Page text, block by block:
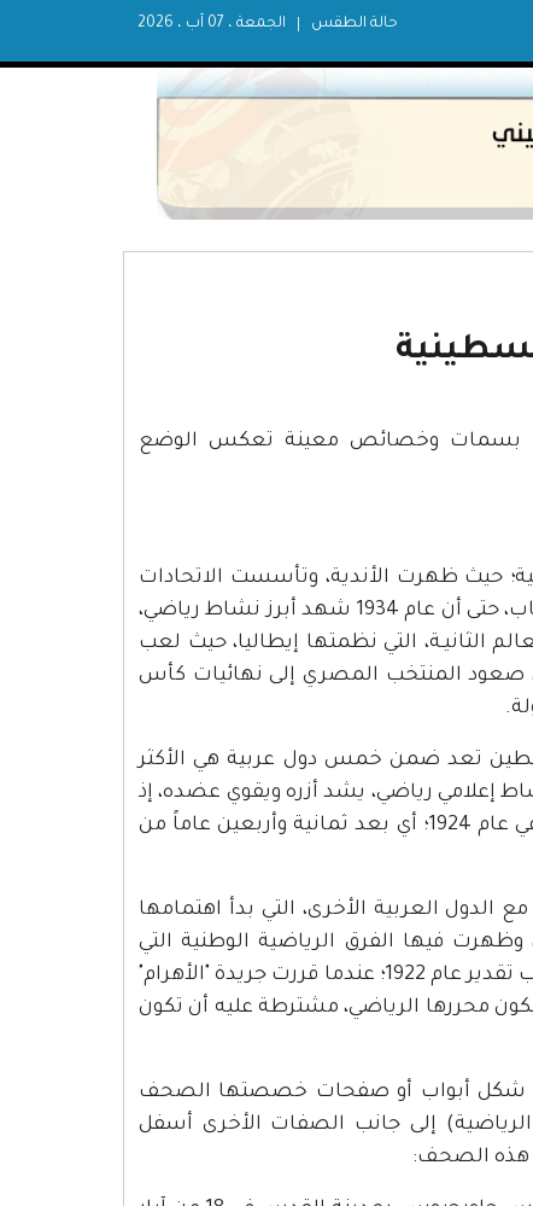
الجمعة ، 07 آب ، 2026 حالة الطقس
بسمات وخصائص معينة تعكس الوضع
حيث ظهرت الأندية، وتأسست الاتحادات
الرياضية لبعض الألعاب، وأنشئت الجمعيات التي تُعنى بشؤون الشباب، حتى أن عام 1934 شهد أبرز نشاط رياضي،
التي نظمتها إيطاليا، حيث لعب
صعود المنتخب المصري إلى نهائيات كأس
تعد ضمن خمس دول عربية هي الأكثر
إعلامي رياضي، يشد أزره ويقوي عضده، إذ
لم تعرف فلسطين أي مستوى من مستويات الصحافة الرياضية إلا في عام 1924؛ أي بعد ثمانية وأربعين عاماً من
العربية الأخرى، التي بدأ اهتمامها
وظهرت فيها الفرق الرياضية الوطنية التي
صارت تشترك في المسابقات المحلية والإقليمية والدولية، أو على أقرب تقدير عام 1922؛ عندما قررت جريدة "الأهرام"
محررها الرياضي، مشترطة عليه أن تكون
شكل أبواب أو صفحات خصصتها الصحف
إلى جانب الصفات الأخرى أسفل
هذه الصحف: